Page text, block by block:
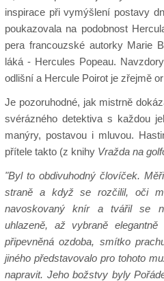
inspirace při vymýšlení postavy
poukazovala na podobnost
pera francouzské autorky Marie
láká - Hercules Popeau.
odlišní a Hercule Poirot je zřejmě
Je pozoruhodné, jak mistrně
svérázného detektiva s každou
manýry, postavou i mluvou.
přítele takto (z knihy Vražda na
"Byl to obdivuhodný človíček.
straně a když se rozčilil, oči
navoskovaný knír a tvářil se
uhlazeně, až vybraně
připevněná ozdoba, smítko
jiného představovalo pro tohoto
napravit. Jeho božstvy byly